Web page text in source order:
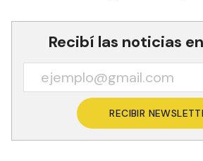
Recibí las noticias
RECIBIR